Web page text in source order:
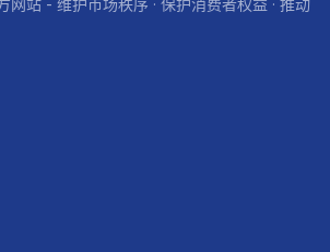
网站 - 维护市场秩序 · 保护消费者权益 · 推动